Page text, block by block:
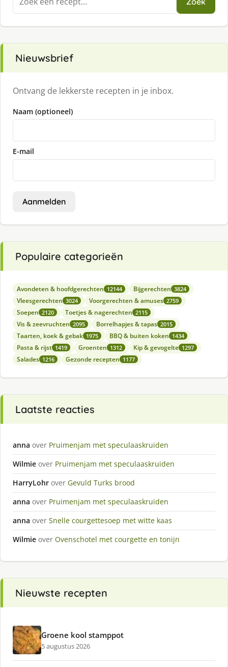
naar:
Nieuwsbrief
Ontvang de lekkerste recepten in je inbox.
Naam (optioneel)
E-mail
Aanmelden
Populaire categorieën
Avondeten & hoofdgerechten 12144 Bijgerechten 3824
Vleesgerechten 3024 Voorgerechten & amuses 2759
Soepen 2120 Toetjes & nagerechten 2115
Vis & zeevruchten 2095 Borrelhapjes & tapas 2015
Taarten, koek & gebak 1975 BBQ & buiten koken 1434
Pasta & rijst 1419 Groenten 1312 Kip & gevogelte 1297
Salades 1216 Gezonde recepten 1177
Laatste reacties
anna over Pruimenjam met speculaaskruiden
Wilmie over Pruimenjam met speculaaskruiden
HarryLohr over Gevuld Turks brood
anna over Pruimenjam met speculaaskruiden
anna over Snelle courgettesoep met witte kaas
Wilmie over Ovenschotel met courgette en tonijn
Nieuwste recepten
Groene kool stamppot
5 augustus 2026